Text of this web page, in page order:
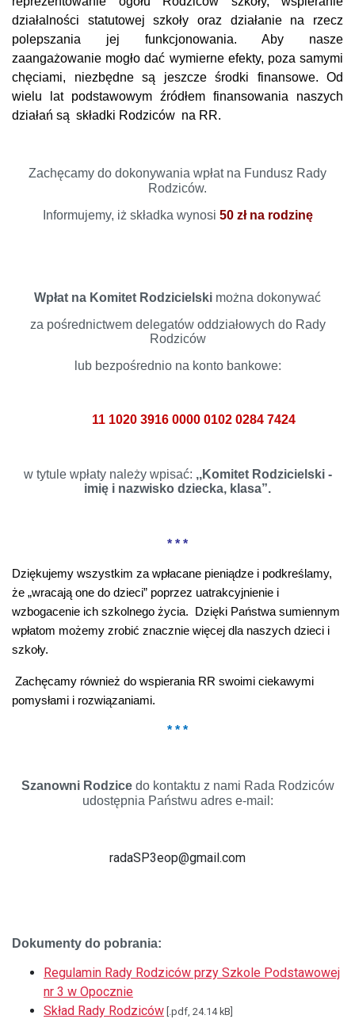
działalności statutowej szkoły oraz działanie na rzecz
polepszania jej funkcjonowania. Aby nasze
zaangażowanie mogło dać wymierne efekty, poza samymi
chęciami, niezbędne są jeszcze środki finansowe. Od
wielu lat podstawowym źródłem finansowania naszych
działań są składki Rodziców na RR.
Zachęcamy do dokonywania wpłat na Fundusz Rady
Rodziców.
Informujemy, iż składka wynosi 50 zł na rodzinę
Wpłat na Komitet Rodzicielski można dokonywać
za pośrednictwem delegatów oddziałowych do Rady
Rodziców
lub bezpośrednio na konto bankowe:
11 1020 3916 0000 0102 0284 7424
w tytule wpłaty należy wpisać: ,,Komitet Rodzicielski -
imię i nazwisko dziecka, klasa”.
* * *
Dziękujemy wszystkim za wpłacane pieniądze i podkreślamy,
że „wracają one do dzieci” poprzez uatrakcyjnienie i
wzbogacenie ich szkolnego życia. Dzięki Państwa sumiennym
wpłatom możemy zrobić znacznie więcej dla naszych dzieci i
szkoły.
Zachęcamy również do wspierania RR swoimi ciekawymi
pomysłami i rozwiązaniami.
* * *
Szanowni Rodzicedo kontaktu z nami Rada Rodziców
udostępnia Państwu adres e-mail:
radaSP3eop@gmail.com
Dokumenty do pobrania:
Regulamin Rady Rodziców przy Szkole Podstawowej
nr 3 w Opocznie
Skład Rady Rodziców [.pdf, 24.14 kB]